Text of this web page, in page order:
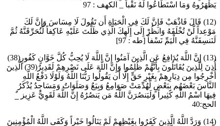
يَظْهَرُوهُ وَمَا اسْتَطَاعُوا لَهُ نَقْباً _ الكهف : 97
(12) قَالَ فَاذْهَبْ فَإِنَّ لَكَ فِي الْحَيَاةِ أَن تَقُولَ لَا مِسَاسَ وَإِنَّ لَكَ
مَوْعِداً لَّنْ تُخْلَفَهُ وَانظُرْ إِلَى إِلَهِكَ الَّذِي ظَلْتَ عَلَيْهِ عَاكِفاً لَّنُحَرِّقَنَّهُ ثُمَّ
لَنَنسِفَنَّهُ فِي الْيَمِّ نَسْفاً [طه : 97]
(13) إِنَّ اللَّهَ يُدَافِعُ عَنِ الَّذِينَ آمَنُوا إِنَّ اللَّهَ لَا يُحِبُّ كُلَّ خَوَّانٍ كَفُورٍ(38)
أُذِنَ لِلَّذِينَ يُقَاتَلُونَ بِأَنَّهُمْ ظُلِمُوا وَإِنَّ اللَّهَ عَلَى نَصْرِهِمْ لَقَدِيرٌ(39) الَّذِينَ
أُخْرِجُوا مِن دِيَارِهِمْ بِغَيْرِ حَقٍّ إِلَّا أَن يَقُولُوا رَبُّنَا اللَّهُ وَلَوْلَا دَفْعُ اللَّهِ
النَّاسَ بَعْضَهُم بِبَعْضٍ لَّهُدِّمَتْ صَوَامِعُ وَبِيَعٌ وَصَلَوَاتٌ وَمَسَاجِدُ يُذْكَرُ
فِيهَا اسْمُ اللَّهِ كَثِيراً وَلَيَنصُرَنَّ اللَّهُ مَن يَنصُرُهُ إِنَّ اللَّهَ لَقَوِيٌّ عَزِيز _ٌ
الحج:40
(14) وَرَدَّ اللَّهُ الَّذِينَ كَفَرُوا بِغَيْظِهِمْ لَمْ يَنَالُوا خَيْراً وَكَفَى اللَّهُ الْمُؤْمِنِينَ